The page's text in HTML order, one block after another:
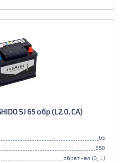
SJ 65 обр (L2.0, CA)
65
650
обратная (0, L)